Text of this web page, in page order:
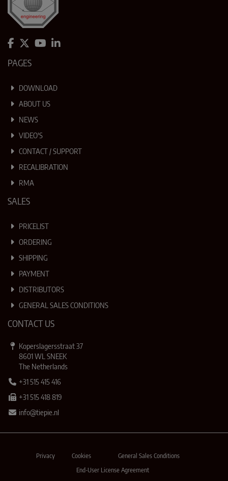
PAGES
DOWNLOAD
ABOUT US
NEWS
VIDEO'S
CONTACT / SUPPORT
RECALIBRATION
RMA
SALES
PRICELIST
ORDERING
SHIPPING
PAYMENT
DISTRIBUTORS
GENERAL SALES CONDITIONS
CONTACT US
Koperslagersstraat 37
8601 WL SNEEK
The Netherlands
+31 515 415 416
+31 515 418 819
info@tiepie.nl
Privacy Cookies
General Sales Conditions
End-User License Agreement